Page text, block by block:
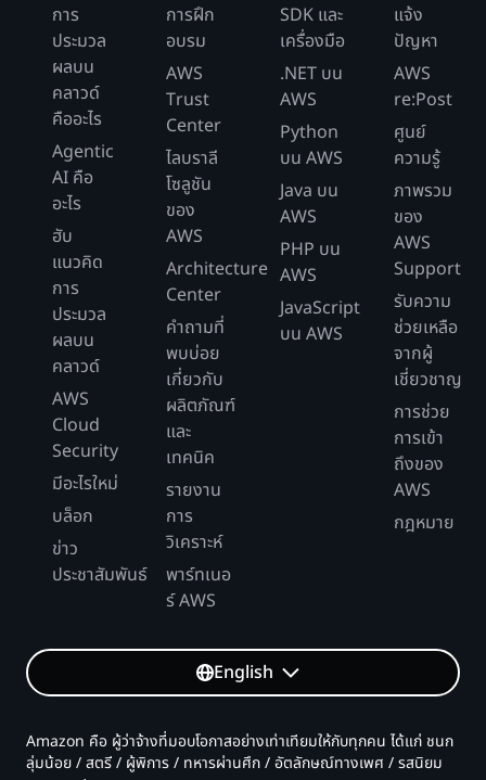
การ
ประมวล
ผลบน
คลาวด์
คืออะไร
Agentic
AI คือ
อะไร
ฮับ
แนวคิด
การ
ประมวล
ผลบน
คลาวด์
AWS
Cloud
Security
มีอะไรใหม่
บล็อก
ข่าว
ประชาสัมพันธ์
การฝึก
อบรม
AWS
Trust
Center
ไลบราลี
โซลูชัน
ของ
AWS
Architecture
Center
คำถามที่
พบบ่อย
เกี่ยวกับ
ผลิตภัณฑ์
และ
เทคนิค
รายงาน
การ
วิเคราะห์
พาร์ทเนอ
ร์ AWS
SDK และ
เครื่องมือ
.NET บน
AWS
Python
บน AWS
Java บน
AWS
PHP บน
AWS
JavaScript
บน AWS
แจ้ง
ปัญหา
AWS
re:Post
ศูนย์
ความรู้
ภาพรวม
ของ
AWS
Support
รับความ
ช่วยเหลือ
จากผู้
เชี่ยวชาญ
การช่วย
การเข้า
ถึงของ
AWS
กฎหมาย
English
Amazon คือ ผู้ว่าจ้างที่มอบโอกาสอย่างเท่าเทียมให้กับทุกคน ได้แก่ ชนก
ลุ่มน้อย / สตรี / ผู้พิการ / ทหารผ่านศึก / อัตลักษณ์ทางเพศ / รสนิยม